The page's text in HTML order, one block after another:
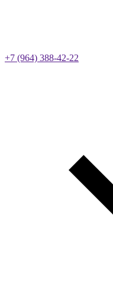
+7 (964) 388-42-22